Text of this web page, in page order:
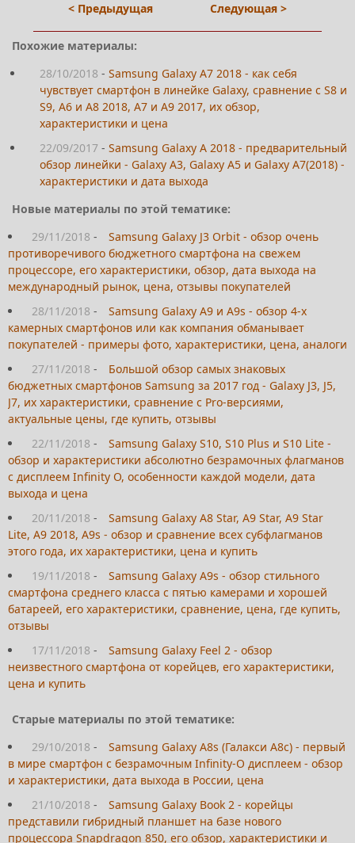
< Предыдущая Следующая >
Похожие материалы:
28/10/2018 - Samsung Galaxy A7 2018 - как себя
чувствует смартфон в линейке Galaxy, сравнение с S8 и
S9, A6 и A8 2018, A7 и A9 2017, их обзор,
характеристики и цена
22/09/2017 - Samsung Galaxy A 2018 - предварительный
обзор линейки - Galaxy A3, Galaxy A5 и Galaxy A7(2018) -
характеристики и дата выхода
Новые материалы по этой тематике:
29/11/2018 -
Samsung Galaxy J3 Orbit - обзор очень
противоречивого бюджетного смартфона на свежем
процессоре, его характеристики, обзор, дата выхода на
международный рынок, цена, отзывы покупателей
28/11/2018 -
Samsung Galaxy A9 и A9s - обзор 4-х
камерных смартфонов или как компания обманывает
покупателей - примеры фото, характеристики, цена, аналоги
27/11/2018 -
Большой обзор самых знаковых
бюджетных смартфонов Samsung за 2017 год - Galaxy J3, J5,
J7, их характеристики, сравнение с Pro-версиями,
актуальные цены, где купить, отзывы
22/11/2018 -
Samsung Galaxy S10, S10 Plus и S10 Lite -
обзор и характеристики абсолютно безрамочных флагманов
с дисплеем Infinity O, особенности каждой модели, дата
выхода и цена
20/11/2018 -
Samsung Galaxy A8 Star, A9 Star, A9 Star
Lite, A9 2018, A9s - обзор и сравнение всех субфлагманов
этого года, их характеристики, цена и купить
19/11/2018 -
Samsung Galaxy A9s - обзор стильного
смартфона среднего класса с пятью камерами и хорошей
батареей, его характеристики, сравнение, цена, где купить,
отзывы
17/11/2018 -
Samsung Galaxy Feel 2 - обзор
неизвестного смартфона от корейцев, его характеристики,
цена и купить
Старые материалы по этой тематике:
29/10/2018 -
Samsung Galaxy A8s (Галакси А8с) - первый
в мире смартфон с безрамочным Infinity-O дисплеем - обзор
и характеристики, дата выхода в России, цена
21/10/2018 -
Samsung Galaxy Book 2 - корейцы
представили гибридный планшет на базе нового
процессора Snapdragon 850, его обзор, характеристики и